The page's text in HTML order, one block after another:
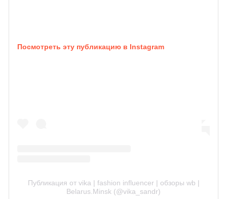
Посмотреть эту публикацию в Instagram
Публикация от vika | fashion influencer | обзоры wb |
Belarus.Minsk (@vika_sandr)